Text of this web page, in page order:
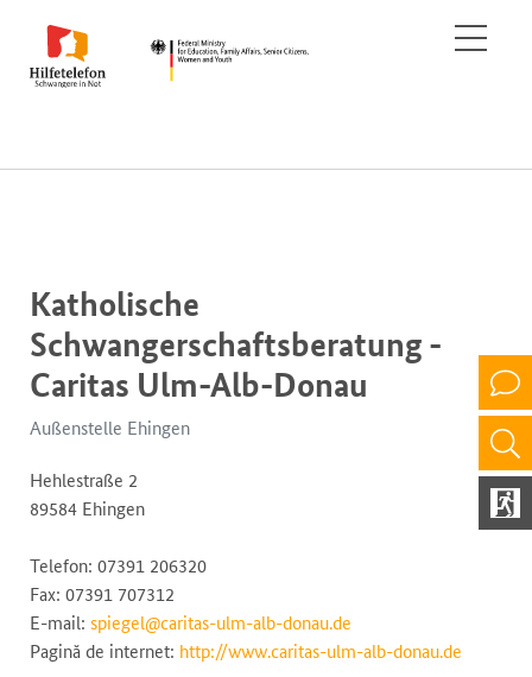
Katholische
Schwangerschaftsberatung -
Caritas Ulm-Alb-Donau
Außenstelle Ehingen
Hehlestraße 2
89584 Ehingen
Telefon: 07391 206320
Fax: 07391 707312
E-mail: spiegel@caritas-ulm-alb-donau.de
Pagină de internet: http://www.caritas-ulm-alb-donau.de